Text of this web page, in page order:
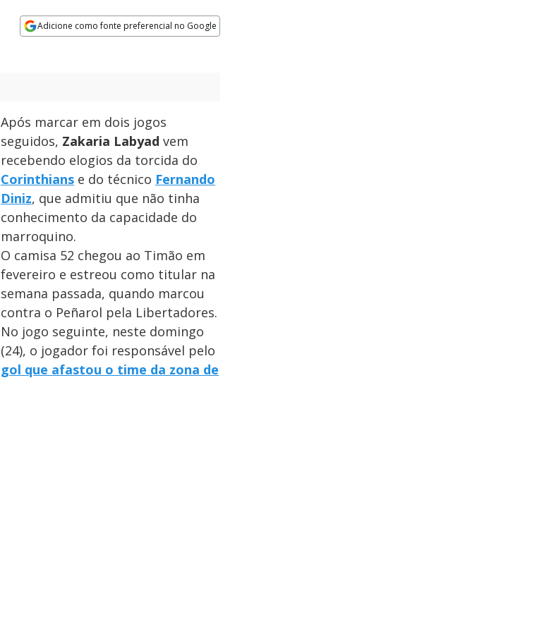
Adicione como fonte preferencial no Google
Após marcar em dois jogos
seguidos, Zakaria Labyad vem
recebendo elogios da torcida do
Corinthians e do técnico Fernando
Diniz, que admitiu que não tinha
conhecimento da capacidade do
marroquino.
O camisa 52 chegou ao Timão em
fevereiro e estreou como titular na
semana passada, quando marcou
contra o Peñarol pela Libertadores.
No jogo seguinte, neste domingo
(24), o jogador foi responsável pelo
gol que afastou o time da zona de